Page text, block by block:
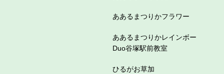
ああるまつりかフラワー
ああるまつりかレインボー
Duo谷塚駅前教室
ひるがお草加